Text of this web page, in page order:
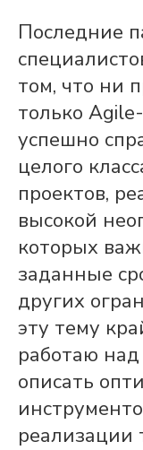
Последние
том, что ни
только
успешно
целого
проектов,
высокой
которых
заданные
других
эту тему
работаю
описать
реализации